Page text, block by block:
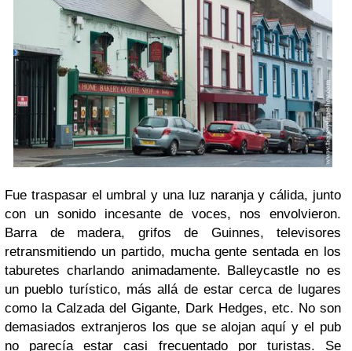
Fue traspasar el umbral y una luz naranja y cálida, junto
con un sonido incesante de voces, nos envolvieron.
Barra de madera, grifos de Guinnes, televisores
retransmitiendo un partido, mucha gente sentada en los
taburetes charlando animadamente. Balleycastle no es
un pueblo turístico, más allá de estar cerca de lugares
como la Calzada del Gigante, Dark Hedges, etc. No son
demasiados extranjeros los que se alojan aquí y el pub
no parecía estar casi frecuentado por turistas. Se